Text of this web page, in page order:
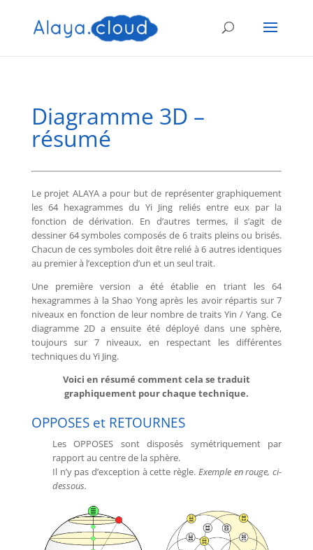
Diagramme 3D –
résumé
Le projet ALAYA a pour but de représenter graphiquement
les 64 hexagrammes du Yi Jing reliés entre eux par la
fonction de dérivation. En d’autres termes, il s’agit de
dessiner 64 symboles composés de 6 traits pleins ou brisés.
Chacun de ces symboles doit être relié à 6 autres identiques
au premier à l’exception d’un et un seul trait.
Une première version a été établie en triant les 64
hexagrammes à la Shao Yong après les avoir répartis sur 7
niveaux en fonction de leur nombre de traits Yin / Yang. Ce
diagramme 2D a ensuite été déployé dans une sphère,
toujours sur 7 niveaux, en respectant les différentes
techniques du Yi Jing.
Voici en résumé comment cela se traduit
graphiquement pour chaque technique.
OPPOSES et RETOURNES
Les OPPOSES sont disposés symétriquement par
rapport au centre de la sphère.
Il n’y pas d’exception à cette règle. Exemple en rouge, ci-
dessous.